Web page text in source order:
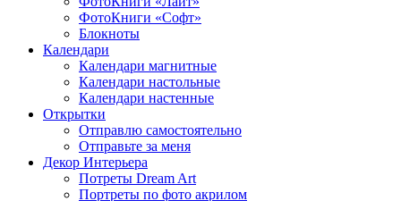
ФотоКниги «Софт»
Блокноты
Календари
Календари магнитные
Календари настольные
Календари настенные
Открытки
Отправлю самостоятельно
Отправьте за меня
Декор Интерьера
Потреты Dream Art
Портреты по фото акрилом